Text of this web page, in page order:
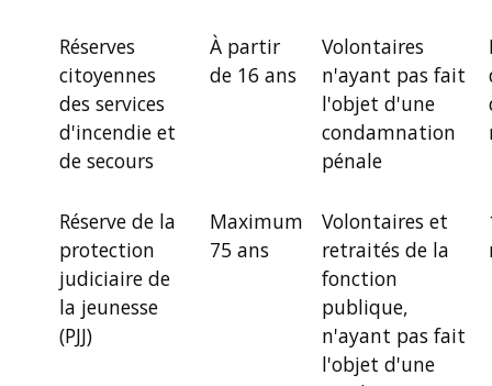
Réserves
citoyennes
des services
d'incendie et
de secours
À partir
de 16 ans
Volontaires
n'ayant pas fait
l'objet d'une
condamnation
pénale
Réserve de la
protection
judiciaire de
la jeunesse
(PJJ)
Maximum
75 ans
Volontaires et
retraités de la
fonction
publique,
n'ayant pas fait
l'objet d'une